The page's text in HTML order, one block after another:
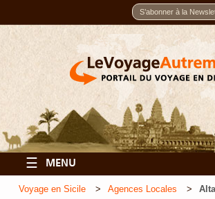
☰ MENU
Voyage en Sicile Agences Locales